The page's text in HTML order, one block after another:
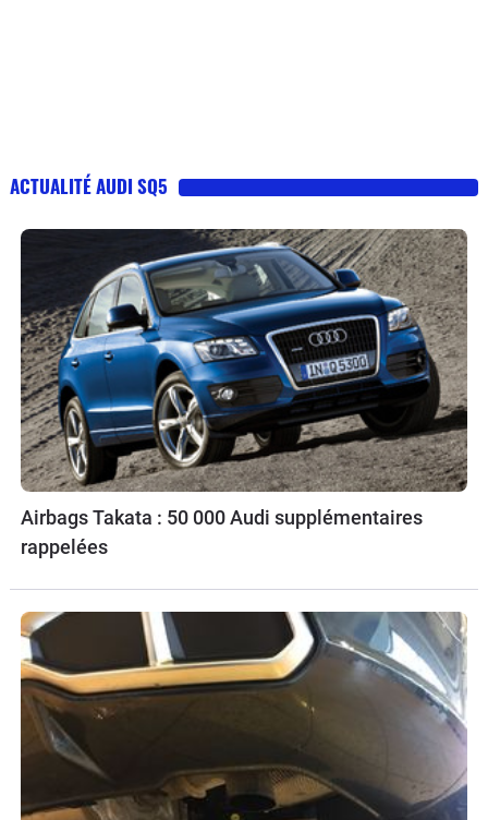
ACTUALITÉ AUDI SQ5
Airbags Takata : 50 000 Audi supplémentaires
rappelées